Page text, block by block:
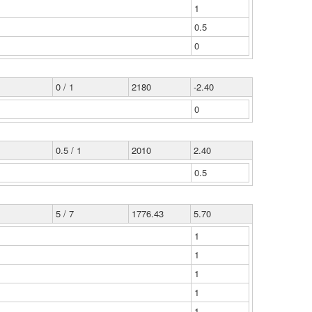
1
0.5
0
0 / 1 2180
-2.40
0
0.5 / 1 2010
2.40
0.5
5 / 7 1776.43
5.70
1
1
1
1